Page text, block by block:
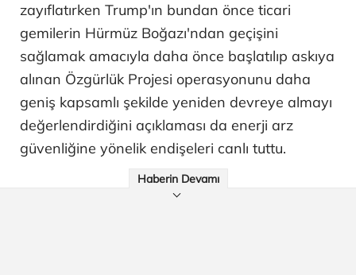
zayıflatırken Trump'ın bundan önce ticari
gemilerin Hürmüz Boğazı'ndan geçişini
sağlamak amacıyla daha önce başlatılıp askıya
alınan Özgürlük Projesi operasyonunu daha
geniş kapsamlı şekilde yeniden devreye almayı
değerlendirdiğini açıklaması da enerji arz
güvenliğine yönelik endişeleri canlı tuttu.
Haberin Devamı